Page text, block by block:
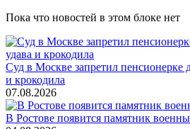
Пока что новостей в этом блоке нет
Суд в Москве запретил пенсионерке
и крокодила
07.08.2026
В Ростове появится памятник